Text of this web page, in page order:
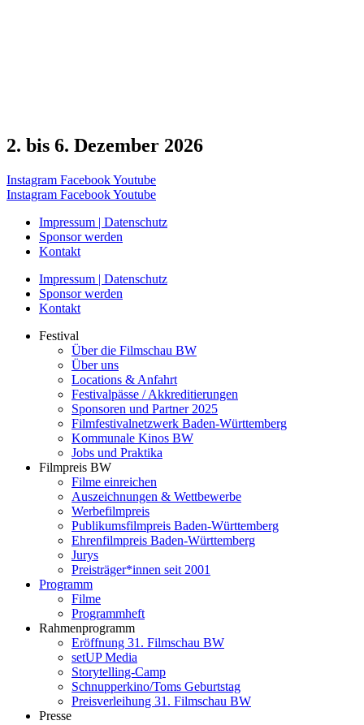
2. bis 6. Dezember 2026
Instagram FacebookYoutube
Instagram FacebookYoutube
Impressum | Datenschutz
Sponsor werden
Kontakt
Impressum | Datenschutz
Sponsor werden
Kontakt
Festival
Über die Filmschau BW
Über uns
Locations & Anfahrt
Festivalpässe / Akkreditierungen
Sponsoren und Partner 2025
Filmfestivalnetzwerk ­Baden-Württemberg
Kommunale Kinos BW
Jobs und Praktika
Filmpreis BW
Filme einreichen
Auszeichnungen & Wettbewerbe
Werbefilmpreis
Publikumsfilmpreis Baden-Württemberg
Ehrenfilmpreis Baden-Württemberg
Jurys
Preisträger*innen seit 2001
Programm
Filme
Programmheft
Rahmenprogramm
Eröffnung 31. Filmschau BW
setUP Media
Storytelling-Camp
Schnupperkino/Toms Geburtstag
Preisverleihung 31. Filmschau BW
Presse